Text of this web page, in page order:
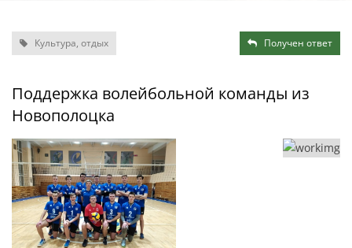
Культура, отдых Получен ответ
Поддержка волейбольной команды из
Новополоцка